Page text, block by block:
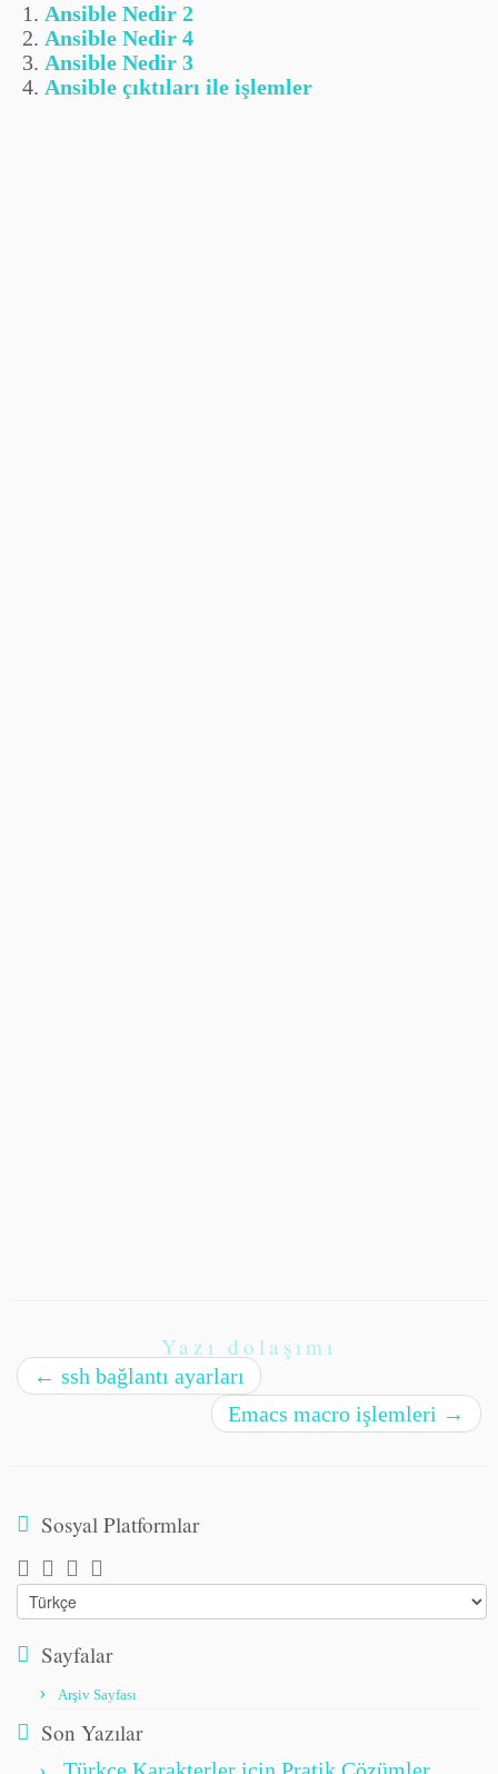
Ansible Nedir 2
Ansible Nedir 4
Ansible Nedir 3
Ansible çıktıları ile işlemler
Yazı dolaşımı
← ssh bağlantı ayarları
Emacs macro işlemleri →
Sosyal Platformlar
Choose
a
languageSayfalar
Arşiv Sayfası
Son Yazılar